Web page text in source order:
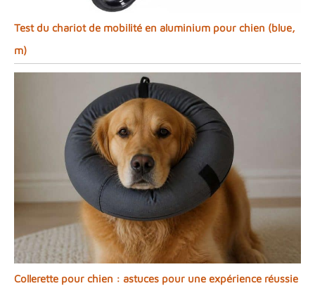
Test du chariot de mobilité en aluminium pour chien (blue,
m)
Collerette pour chien : astuces pour une expérience réussie